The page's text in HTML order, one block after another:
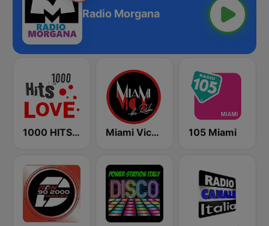
Radio Morgana
1000 HITS Love Miami Vice Radio 105 Miami